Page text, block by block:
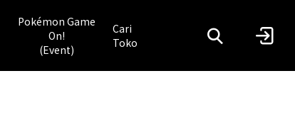
Pokémon Game
On!
(Event)
Cari
Toko